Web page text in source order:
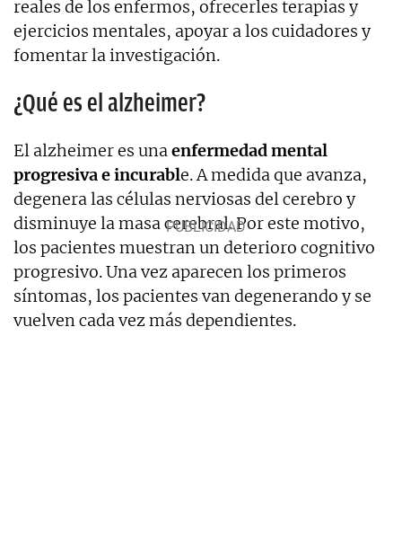
reales de los enfermos, ofrecerles terapias y
ejercicios mentales, apoyar a los cuidadores y
fomentar la investigación.
¿Qué es el alzheimer?
El alzheimer es unaenfermedad mental
progresiva e incurable. A medida que avanza,
degenera las células nerviosas del cerebro y
disminuye la masa cerebral. Por este motivo,
los pacientes muestran un deterioro cognitivo
progresivo. Una vez aparecen los primeros
síntomas, los pacientes van degenerando y se
vuelven cada vez más dependientes.